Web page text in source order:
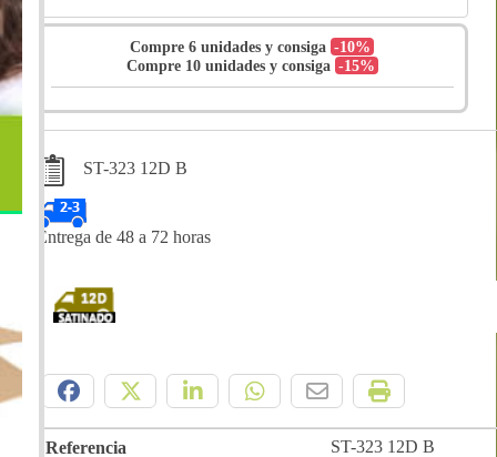
Compre 6 unidades y consiga-10%
Compre 10 unidades y consiga -15%
ST-323 12D B
Entrega de 48 a 72 horas
ST-323 12D B